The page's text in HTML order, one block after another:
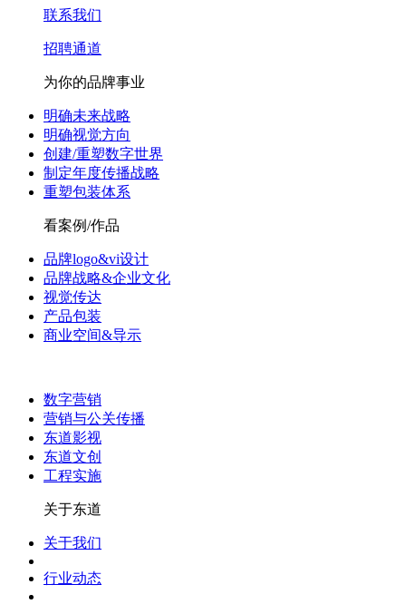
联系我们
招聘通道
为你的品牌事业
明确未来战略
明确视觉方向
创建/重塑数字世界
制定年度传播战略
重塑包装体系
看案例/作品
品牌logo&vi设计
品牌战略&企业文化
视觉传达
产品包装
商业空间&导示
数字营销
营销与公关传播
东道影视
东道文创
工程实施
关于东道
关于我们
行业动态